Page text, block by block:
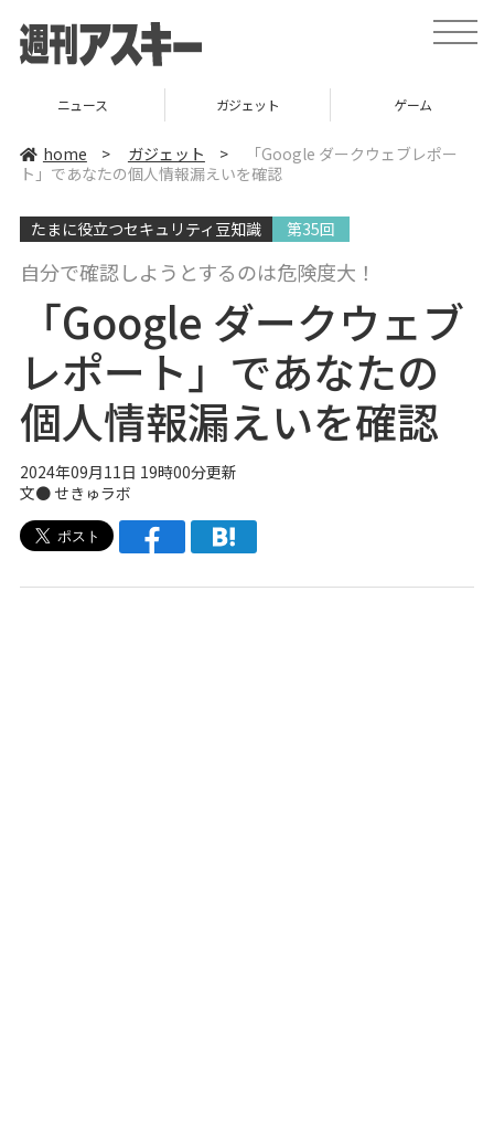
t
o
v
ニュース ガジェット ゲーム
home > ガジェット >
「Google ダークウェブレポー
ト」であなたの個人情報漏えいを確認
たまに役立つセキュリティ豆知識 第35回
自分で確認しようとするのは危険度大！
「Google ダークウェブ
レポート」であなたの
個人情報漏えいを確認
2024年09月11日 19時00分更新
文● せきゅラボ